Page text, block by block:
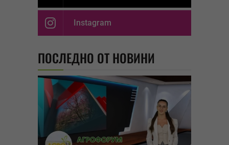
Instagram
ПОСЛЕДНО ОТ НОВИНИ